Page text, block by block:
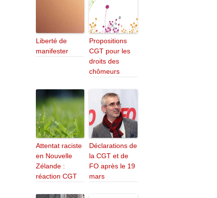
Liberté de
manifester
Propositions
CGT pour les
droits des
chômeurs
Attentat raciste
en Nouvelle
Zélande :
réaction CGT
Déclarations de
la CGT et de
FO après le 19
mars